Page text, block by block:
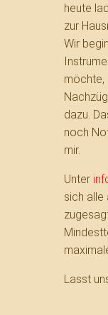
heute
zur
Wir
möchte,
dazu.
noch
mir.
Unter
sich alle
Lasst